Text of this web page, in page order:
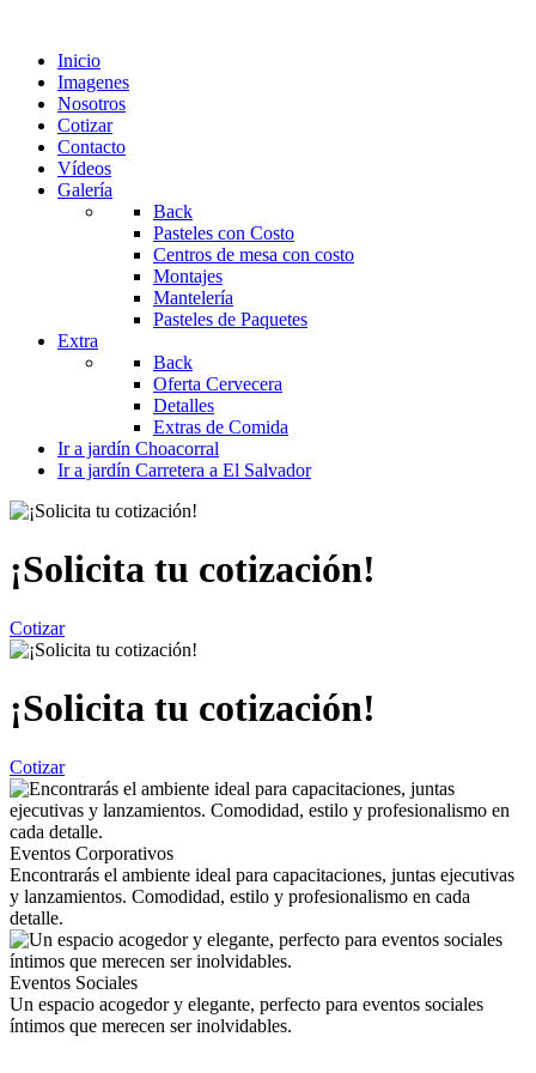
Inicio
Imagenes
Nosotros
Cotizar
Contacto
Vídeos
Galería
Back
Pasteles con Costo
Centros de mesa con costo
Montajes
Mantelería
Pasteles de Paquetes
Extra
Back
Oferta Cervecera
Detalles
Extras de Comida
Ir a jardín Choacorral
Ir a jardín Carretera a El Salvador
¡Solicita tu cotización!
Cotizar
¡Solicita tu cotización!
Cotizar
Eventos Corporativos
Encontrarás el ambiente ideal para capacitaciones, juntas ejecutivas
y lanzamientos. Comodidad, estilo y profesionalismo en cada
detalle.
Eventos Sociales
Un espacio acogedor y elegante, perfecto para eventos sociales
íntimos que merecen ser inolvidables.